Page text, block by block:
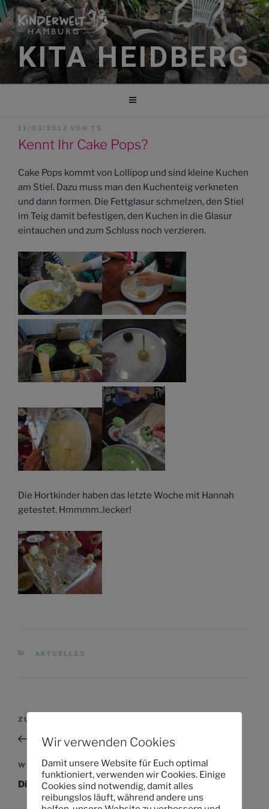
Zum
Inhalt
springen
KITA HEIDBERG
VERÖFFENTLICHT
AM
11/03/2013 VON TS
Kennt Ihr Cake Pops?
Cake Pops kommt von Lollipop und sind kleine Kuchen
am Stiel. Dazu muss man den Kuchenteig verkneten
und dann formen. Die Fettglasur schmelzen, den Stiel
im Teig damit befestigen, den Kuchen in die Glasur
eintauchen und zum Schluss noch verzieren.
Die Hortkinder haben das letzte Woche mit Hannah
getestet. Hmmmm..lecker!
KATEGORIEN
AKTUELLES
Beitragsnavigation
Vorheriger
Beitrag
ZURÜCK
Schnee in der Kita
Nächster
Beitrag
WEITER
Die Baumeister haben wieder zugeschlagen
Wir verwenden Cookies
Damit unsere Website für Euch optimal
funktioniert, verwenden wir Cookies. Einige
Cookies sind notwendig, damit alles
reibungslos läuft, während andere uns